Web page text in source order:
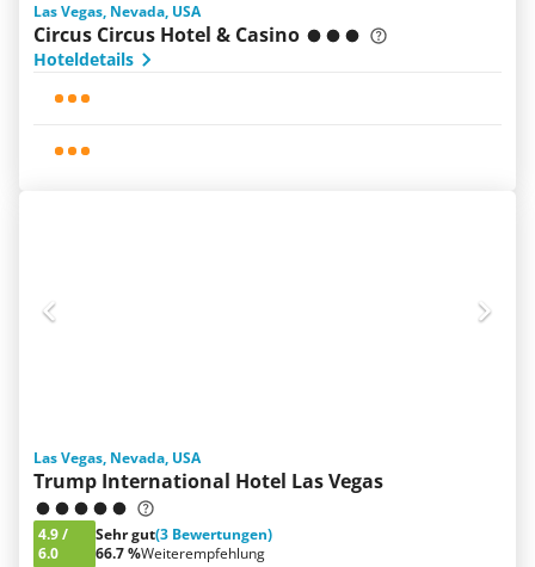
Las Vegas, Nevada, USA
Circus Circus Hotel & Casino
Hoteldetails
Las Vegas, Nevada, USA
Trump International Hotel Las Vegas
4.9/
6.0
Sehr gut(3 Bewertungen)
66.7 %Weiterempfehlung